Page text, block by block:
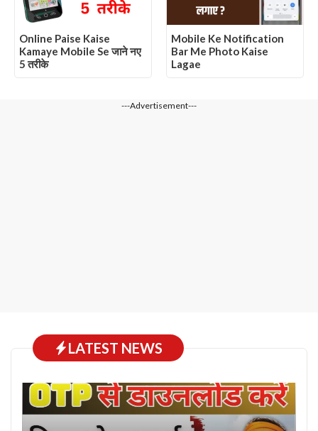
Online Paise Kaise
Kamaye Mobile Se जाने नए
5 तरीके
Mobile Ke Notification
Bar Me Photo Kaise
Lagae
---Advertisement---
LATEST NEWS